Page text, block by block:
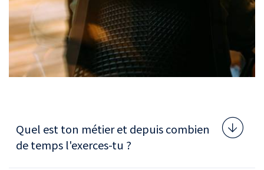
Quel est ton métier et depuis combien
de temps l'exerces-tu ?